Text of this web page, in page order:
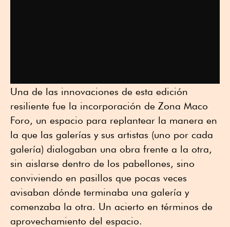
Una de las innovaciones de esta edición
resiliente fue la incorporación de Zona Maco
Foro, un espacio para replantear la manera en
la que las galerías y sus artistas (uno por cada
galería) dialogaban una obra frente a la otra,
sin aislarse dentro de los pabellones, sino
conviviendo en pasillos que pocas veces
avisaban dónde terminaba una galería y
comenzaba la otra. Un acierto en términos de
aprovechamiento del espacio.